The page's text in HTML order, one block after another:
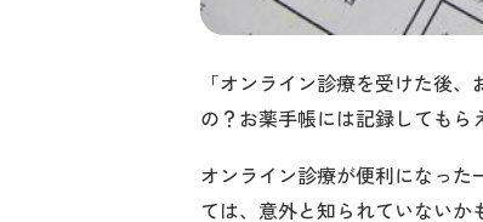
「オンライン診療を受けた後
の？お薬手帳には記録してもら
オンライン診療が便利になっ
ては、意外と知られていないか